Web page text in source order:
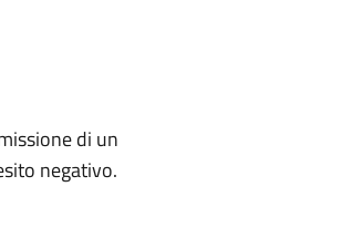
di un
negativo.